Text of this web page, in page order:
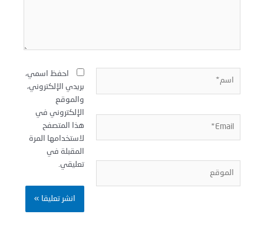
احفظ اسمي،
بريدي الإلكتروني،
والموقع
الإلكتروني في
هذا المتصفح
لاستخدامها المرة
المقبلة في
تعليقي.